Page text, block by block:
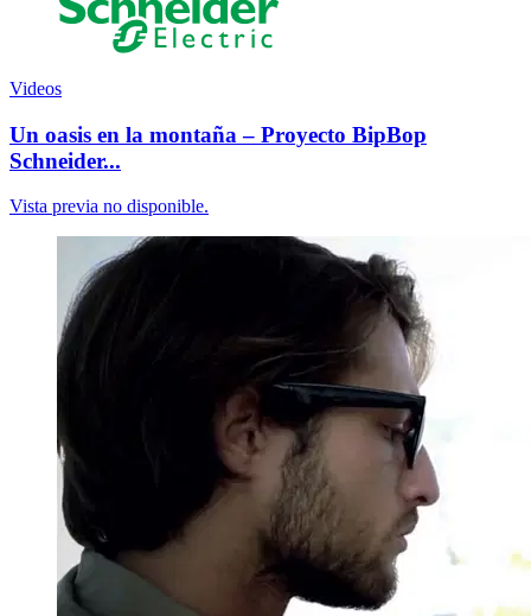
Videos
Un oasis en la montaña – Proyecto BipBop
Schneider...
Vista previa no disponible.